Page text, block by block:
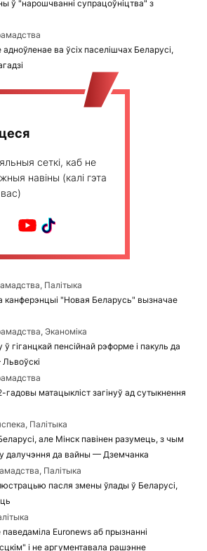
ў "нарошчванні супрацоўніцтва" з
ва ўсіх паселішчах Беларусі,
сеткі, каб не
навіны (калі гэта
Палітыка
канферэнцыі "Новая Беларусь" вызначае
Эканоміка
гіганцкай пенсійнай рэформе і пакуль да
гадовы матацыкліст загінуў ад сутыкнення
Палітыка
але Мінск павінен разумець, з чым
далучэння да вайны — Дземчанка
Палітыка
пасля змены ўлады ў Беларусі,
Euronews аб прызнанні
і не аргументавала рашэнне